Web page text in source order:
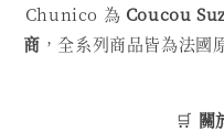
Chunico 為 Coucou
商 ，全系列商品皆為法
🛒 關